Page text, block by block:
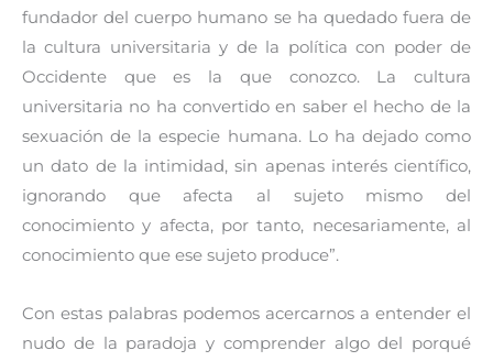
fundador del cuerpo humano se ha quedado fuera de
la cultura universitaria y de la política con poder de
Occidente que es la que conozco. La cultura
universitaria no ha convertido en saber el hecho de la
sexuación de la especie humana. Lo ha dejado como
un dato de la intimidad, sin apenas interés científico,
ignorando que afecta al sujeto mismo del
conocimiento y afecta, por tanto, necesariamente, al
conocimiento que ese sujeto produce”.
Con estas palabras podemos acercarnos a entender el
nudo de la paradoja y comprender algo del porqué